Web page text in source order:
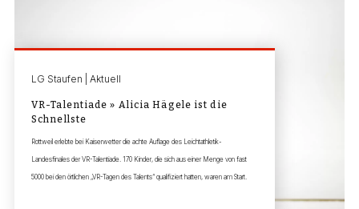
LG Staufen | Aktuell
VR-Talentiade » Alicia Hägele ist die
Schnellste
Rottweil erlebte bei Kaiserwetter die achte Auflage des Leichtathletik-
Landesfinales der VR-Talentiade. 170 Kinder, die sich aus einer Menge von fast
5000 bei den örtlichen „VR-Tagen des Talents“ qualifiziert hatten, waren am Start.